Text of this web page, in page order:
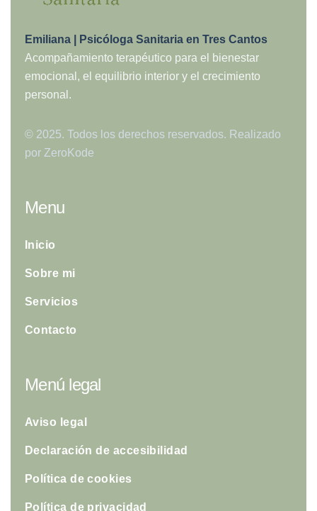
Emiliana | Psicóloga Sanitaria en Tres Cantos
Acompañamiento terapéutico para el bienestar
emocional, el equilibrio interior y el crecimiento
personal.
© 2025. Todos los derechos reservados. Realizado
por ZeroKode
Menu
Inicio
Sobre mi
Servicios
Contacto
Menú legal
Aviso legal
Declaración de accesibilidad
Política de cookies
Política de privacidad